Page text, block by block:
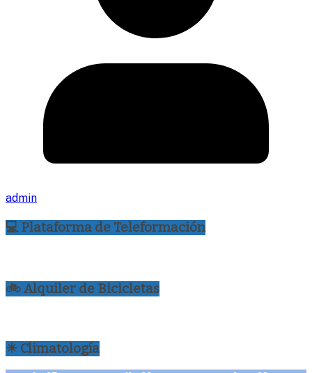
admin
💻 Plataforma de Teleformación
🚲 Alquiler de Bicicletas
☀ Climatología